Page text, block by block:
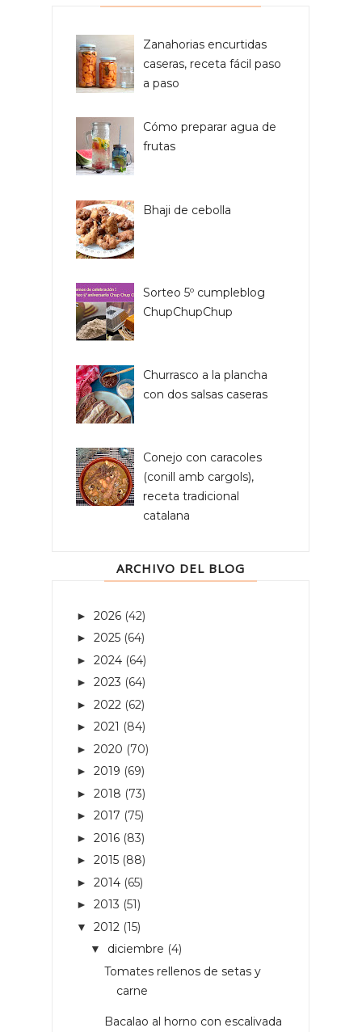
Zanahorias encurtidas
caseras, receta fácil paso
a paso
Cómo preparar agua de
frutas
Bhaji de cebolla
Sorteo 5º cumpleblog
ChupChupChup
Churrasco a la plancha
con dos salsas caseras
Conejo con caracoles
(conill amb cargols),
receta tradicional
catalana
ARCHIVO DEL BLOG
► 2026 (42)
► 2025 (64)
► 2024 (64)
► 2023 (64)
► 2022 (62)
► 2021 (84)
► 2020 (70)
► 2019 (69)
► 2018 (73)
► 2017 (75)
► 2016 (83)
► 2015 (88)
► 2014 (65)
► 2013 (51)
▼ 2012 (15)
▼ diciembre (4)
Tomates rellenos de setas y
carne
Bacalao al horno con escalivada